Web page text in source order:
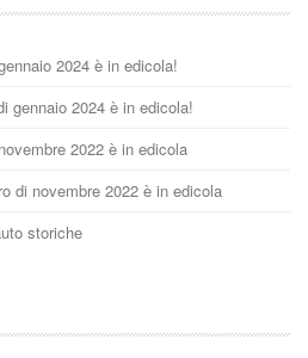
2024 è in edicola!
gennaio 2024 è in edicola!
2022 è in edicola
di novembre 2022 è in edicola
storiche